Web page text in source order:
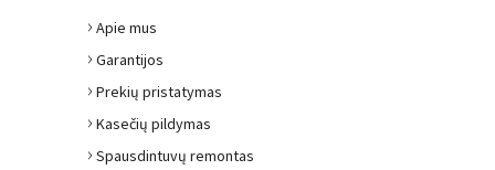
› Apie mus
› Garantijos
› Prekių pristatymas
› Kasečių pildymas
› Spausdintuvų remontas